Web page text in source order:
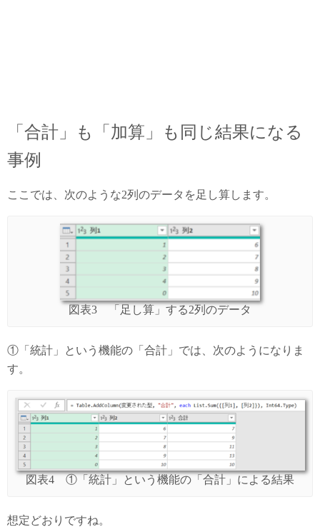
「合計」も「加算」も同じ結果になる
事例
ここでは、次のような2列のデータを足し算します。
図表3 「足し算」する2列のデータ
①「統計」という機能の「合計」では、次のようになりま
す。
図表4 ①「統計」という機能の「合計」による結果
想定どおりですね。